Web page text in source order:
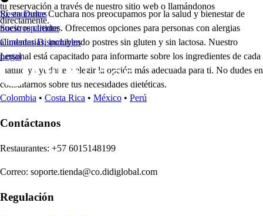
tu reservación a través de nuestro sitio web o llamándonos
directamente.
Sí, en Dulce Cuchara nos preocupamos por la salud y bienestar de
nuestros clientes. Ofrecemos opciones para personas con alergias
alimentarias, incluyendo postres sin gluten y sin lactosa. Nuestro
personal está capacitado para informarte sobre los ingredientes de cada
platillo y ayudarte a elegir la opción más adecuada para ti. No dudes en
consultarnos sobre tus necesidades dietéticas.
Restaurantes
Socio repartidor
Ciudades Disponibles
Legal
Colombia • Costa Rica • México • Perú
Contáctanos
Restaurantes: +57 6015148199
Correo: soporte.tienda@co.didiglobal.com
Regulación